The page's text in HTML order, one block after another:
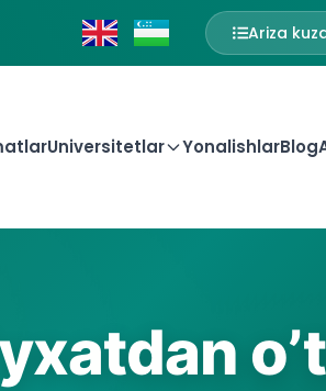
Ariza
Universitetlar YonalishlarBlog